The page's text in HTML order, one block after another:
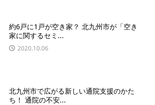
約6戸に1戸が空き家？ 北九州市が「空き
家に関するセミ...
2020.10.06
北九州市で広がる新しい通院支援のかた
ち！ 通院の不安...